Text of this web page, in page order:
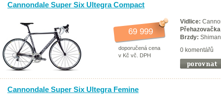
Cannondale Super Six Ultegra Compact
69 999
doporučená cena
v Kč vč. DPH
Vidlice:
Brzdy:
0 komentářů
Cannondale Super Six Ultegra Femine